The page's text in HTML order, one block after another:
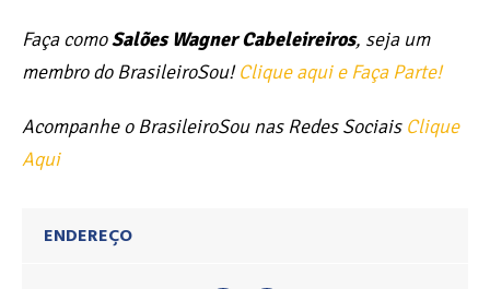
Faça comoSalões Wagner Cabeleireiros, seja um
membro do BrasileiroSou!Clique aqui e Faça Parte!
Acompanhe o BrasileiroSou nas Redes Sociais Clique
Aqui
ENDEREÇO